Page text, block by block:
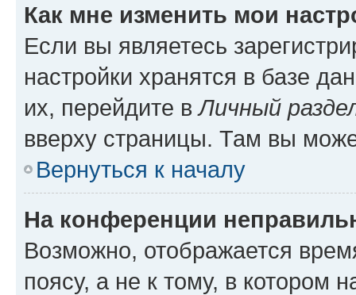
Как мне изменить мои
Если вы являетесь
настройки хранятся в базе
их, перейдите вЛичный
вверху страницы. Там вы
Вернуться к началу
На конференции
Возможно, отображается
поясу, а не к тому, в котором